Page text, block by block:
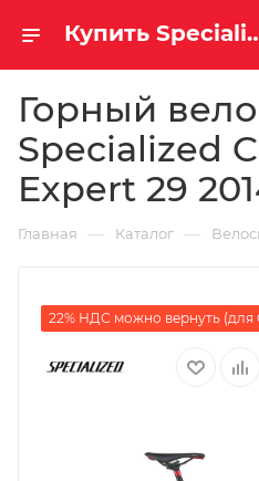
Купить Specialized Crave
Горный
Specialized
Expert 29
Главная — Каталог —
22% НДС можно вернуть